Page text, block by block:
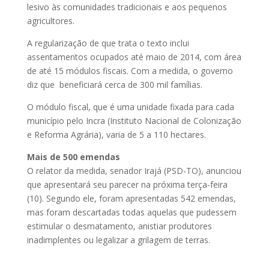
lesivo às comunidades tradicionais e aos pequenos
agricultores.
A regularização de que trata o texto inclui
assentamentos ocupados até maio de 2014, com área
de até 15 módulos fiscais. Com a medida, o governo
diz que beneficiará cerca de 300 mil famílias.
O módulo fiscal, que é uma unidade fixada para cada
município pelo Incra (Instituto Nacional de Colonização
e Reforma Agrária), varia de 5 a 110 hectares.
Mais de 500 emendas
O relator da medida, senador Irajá (PSD-TO), anunciou
que apresentará seu parecer na próxima terça-feira
(10). Segundo ele, foram apresentadas 542 emendas,
mas foram descartadas todas aquelas que pudessem
estimular o desmatamento, anistiar produtores
inadimplentes ou legalizar a grilagem de terras.